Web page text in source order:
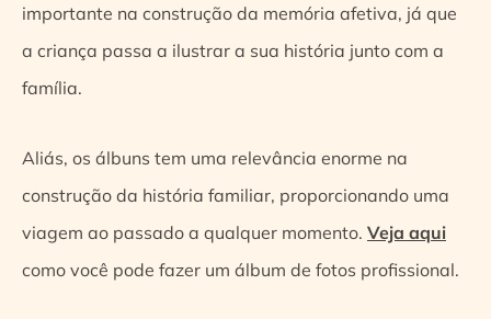
importante na construção da memória afetiva, já que
a criança passa a ilustrar a sua história junto com a
família.
Aliás, os álbuns tem uma relevância enorme na
construção da história familiar, proporcionando uma
viagem ao passado a qualquer momento. Veja aqui
como você pode fazer um álbum de fotos profissional.